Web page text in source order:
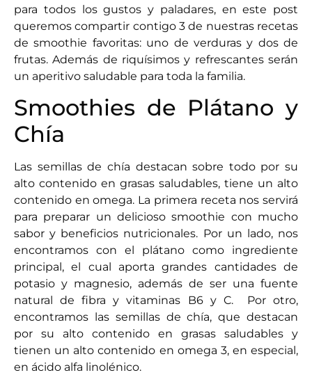
para todos los gustos y paladares, en este post
queremos compartir contigo 3 de nuestras recetas
de smoothie favoritas: uno de verduras y dos de
frutas. Además de riquísimos y refrescantes serán
un aperitivo saludable para toda la familia.
Smoothies de Plátano y
Chía
Las semillas de chía destacan sobre todo por su
alto contenido en grasas saludables, tiene un alto
contenido en omega. La primera receta nos servirá
para preparar un delicioso smoothie con mucho
sabor y beneficios nutricionales. Por un lado, nos
encontramos con el plátano como ingrediente
principal, el cual aporta grandes cantidades de
potasio y magnesio, además de ser una fuente
natural de fibra y vitaminas B6 y C. Por otro,
encontramos las semillas de chía, que destacan
por su alto contenido en grasas saludables y
tienen un alto contenido en omega 3, en especial,
en ácido alfa linolénico.